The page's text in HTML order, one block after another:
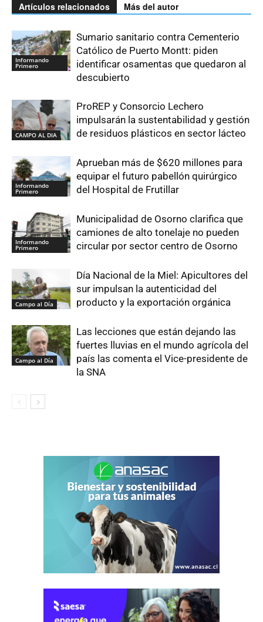
Artículos relacionados Más del autor
Informando
Primero
Sumario sanitario contra Cementerio
Católico de Puerto Montt: piden
identificar osamentas que quedaron al
descubierto
CAMPO AL DIA
ProREP y Consorcio Lechero
impulsarán la sustentabilidad y gestión
de residuos plásticos en sector lácteo
Informando
Primero
Aprueban más de $620 millones para
equipar el futuro pabellón quirúrgico
del Hospital de Frutillar
Informando
Primero
Municipalidad de Osorno clarifica que
camiones de alto tonelaje no pueden
circular por sector centro de Osorno
Campo al Día
Día Nacional de la Miel: Apicultores del
sur impulsan la autenticidad del
producto y la exportación orgánica
Campo al Día
Las lecciones que están dejando las
fuertes lluvias en el mundo agrícola del
país las comenta el Vice-presidente de
la SNA